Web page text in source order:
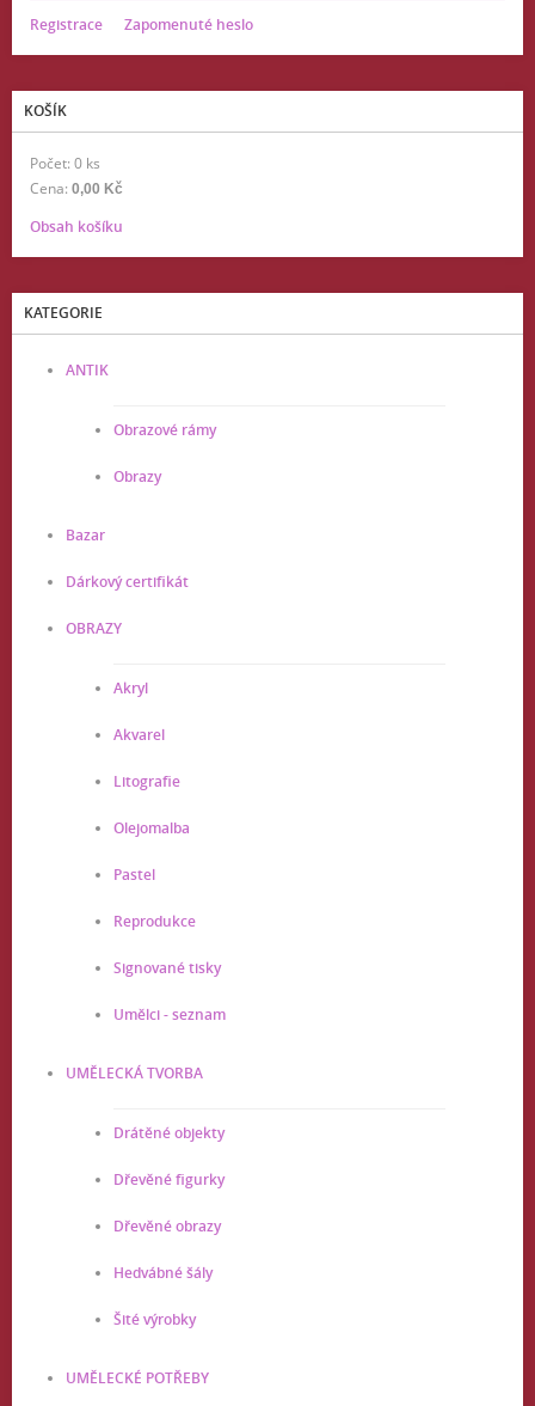
Registrace Zapomenuté heslo
KOŠÍK
Počet: 0 ks
Cena: 0,00 Kč
Obsah košíku
KATEGORIE
ANTIK
Obrazové rámy
Obrazy
Bazar
Dárkový certifikát
OBRAZY
Akryl
Akvarel
Litografie
Olejomalba
Pastel
Reprodukce
Signované tisky
Umělci - seznam
UMĚLECKÁ TVORBA
Drátěné objekty
Dřevěné figurky
Dřevěné obrazy
Hedvábné šály
Šité výrobky
UMĚLECKÉ POTŘEBY